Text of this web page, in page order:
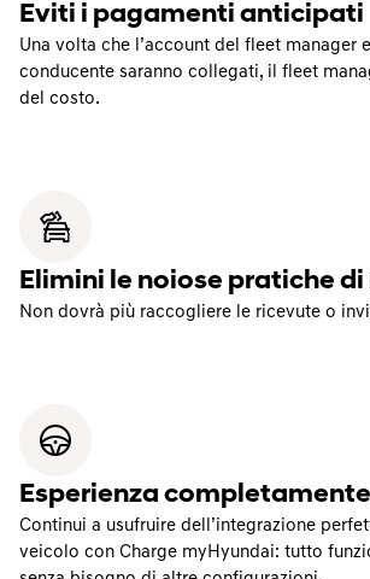
Eviti i pagamenti anticipati
Una volta che l’account del fleet manager
conducente saranno collegati, il fleet
del costo.
Elimini le noiose pratiche
Non dovrà più raccogliere le ricevute o
Esperienza
Continui a usufruire dell’integrazione
veicolo con Charge myHyundai: tutto